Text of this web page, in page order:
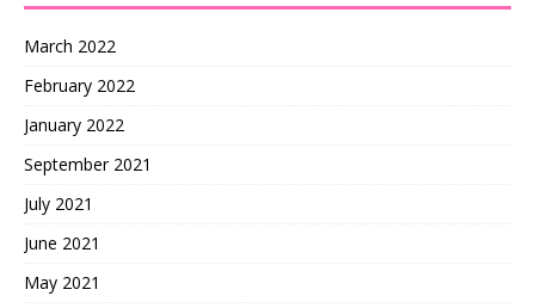
March 2022
February 2022
January 2022
September 2021
July 2021
June 2021
May 2021